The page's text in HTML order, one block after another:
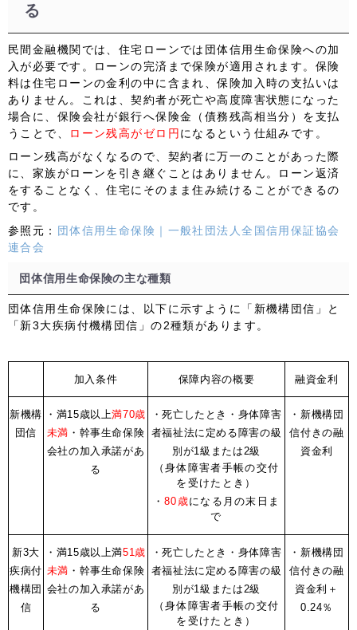
る
民間金融機関では、住宅ローンでは団体信用生命保険への加
入が必要です。ローンの完済まで保険が適用されます。保険
料は住宅ローンの金利の中に含まれ、保険加入時の支払いは
ありません。これは、契約者が死亡や高度障害状態になった
場合に、保険会社が銀行へ保険金（債務残高相当分）を支払
うことで、
ローン残高がゼロ円 になるという仕組みです。
ローン残高がなくなるので、契約者に万一のことがあった際
に、家族がローンを引き継ぐことはありません。ローン返済
をすることなく、住宅にそのまま住み続けることができるの
です。
参照元：
団体信用生命保険｜一般社団法人全国信用保証協会
連合会
団体信用生命保険の主な種類
団体信用生命保険には、以下に示すように「新機構団信」と
「新3大疾病付機構団信」の2種類があります。
加入条件 保障内容の概要 融資金利
新機構
団信
・満15歳以上満70歳
未満 ・幹事生命保険
会社の加入承諾があ
る
・死亡したとき ・身体障害
者福祉法に定める障害の級
別が1級または2級
（身体障害者手帳の交付
を受けたとき）
・ 80歳になる月の末日ま
で
・新機構団
信付きの融
資金利
新3大
疾病付
機構団
信
・満15歳以上満51歳
未満 ・幹事生命保険
会社の加入承諾があ
る
・死亡したとき ・身体障害
者福祉法に定める障害の級
別が1級または2級
（身体障害者手帳の交付
を受けたとき）
・新機構団
信付きの融
資金利＋
0.24％